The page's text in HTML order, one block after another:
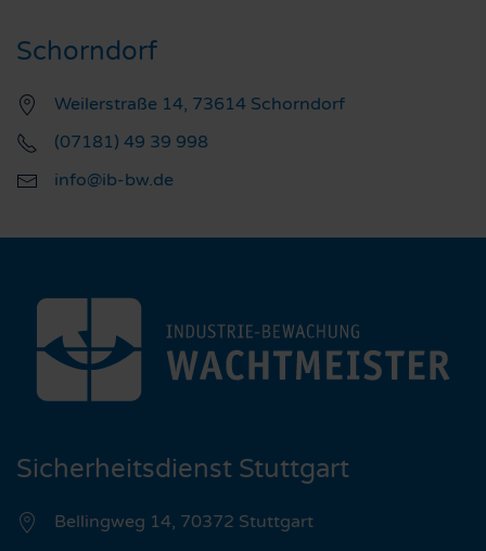
Schorndorf
Weilerstraße 14, 73614 Schorndorf
(07181) 49 39 998
info@ib-bw.de
Sicherheitsdienst Stuttgart
Bellingweg 14, 70372 Stuttgart